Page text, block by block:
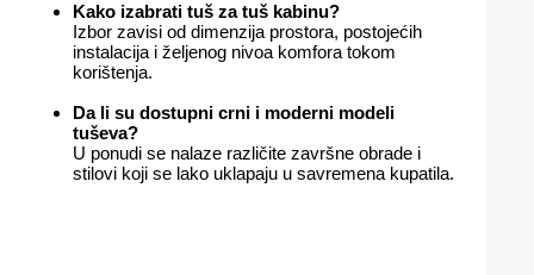
Kako izabrati tuš za tuš kabinu?
Izbor zavisi od dimenzija prostora, postojećih
instalacija i željenog nivoa komfora tokom
korištenja.
Da li su dostupni crni i moderni modeli
tuševa?
U ponudi se nalaze različite završne obrade i
stilovi koji se lako uklapaju u savremena kupatila.